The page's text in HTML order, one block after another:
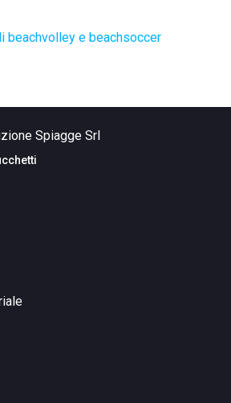
beachvolley e beachsoccer
Spiagge Srl